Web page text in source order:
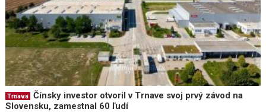
Trnava
Čínsky investor otvoril v Trnave svoj prvý závod na
Slovensku, zamestnal 60 ľudí